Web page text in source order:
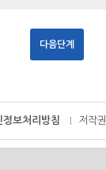
니다. 다만, 다음의 정보
페이지 로그인 계정을 삭
퇴하시기 전 본인이 직접
에 의하여 보존할 필요가
회원정보를 보관합니다.
정보처리방침 저작